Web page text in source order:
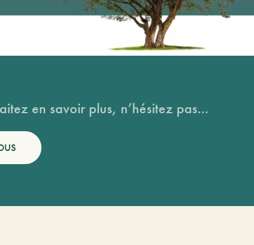
en savoir plus, n’hésitez pas...